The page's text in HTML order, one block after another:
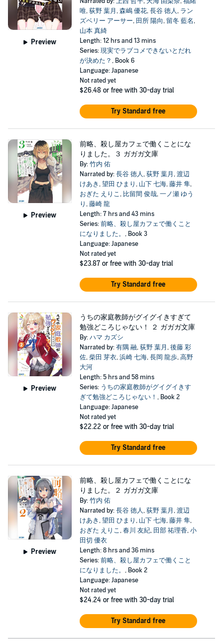
Preview
唯,荻野 葉月,森嶋 優花,長谷 徳人, ラン
ズベリー アーサー, 田所 陽向, 留冬 藍名,
山本 真綺
Length: 12 hrs and 13 mins
Series:現実でラブコメできないとだれ
が決めた？, Book 6
Language: Japanese
Not rated yet
$26.48 or free with 30-day trial
Try Standard free
Preview
前略、殺し屋カフェで働くことにな
りました。３ ガガガ文庫
By:竹内 佑
Narrated by:長谷 徳人,荻野 葉月,渡辺
けあき,望田 ひまり, 山下 七海,藤井 隼,
おぎた えりこ, 比留間 俊哉,一ノ瀬 ゆう
り,藤崎 龍
Length: 7 hrs and 43 mins
Series:前略、殺し屋カフェで働くこと
になりました。 , Book 3
Language: Japanese
Not rated yet
$23.87 or free with 30-day trial
Try Standard free
Preview
うちの家庭教師がグイグイきすぎて
勉強どころじゃない！ ２ ガガガ文庫
By:ハマ カズシ
Narrated by:有隅 融,荻野 葉月,後藤 彩
佐,柴田 芽衣,浜崎 七海,長岡 龍歩,高野
大河
Length: 5 hrs and 58 mins
Series: うちの家庭教師がグイグイきす
ぎて勉強どころじゃない！ , Book 2
Language: Japanese
Not rated yet
$22.22 or free with 30-day trial
Try Standard free
Preview
前略、殺し屋カフェで働くことにな
りました。２ ガガガ文庫
By:竹内 佑
Narrated by:長谷 徳人,荻野 葉月,渡辺
けあき,望田 ひまり, 山下 七海,藤井 隼,
おぎた えりこ,春川 友紀, 田部 祐理香,小
田切 優衣
Length: 8 hrs and 36 mins
Series:前略、殺し屋カフェで働くこと
になりました。 , Book 2
Language: Japanese
Not rated yet
$24.24 or free with 30-day trial
Try Standard free